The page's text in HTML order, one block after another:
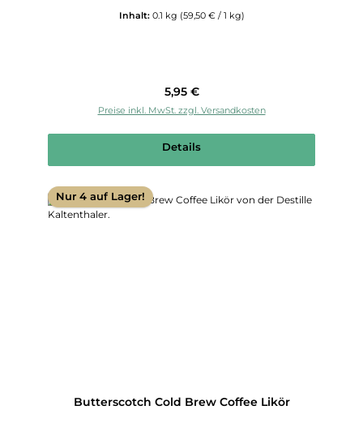
Inhalt: 0.1 kg (59,50 € / 1 kg)
Regulärer Preis:
5,95 €
Preise inkl. MwSt. zzgl. Versandkosten
Details
Nur 4 auf Lager!
Butterscotch Cold Brew Coffee Likör